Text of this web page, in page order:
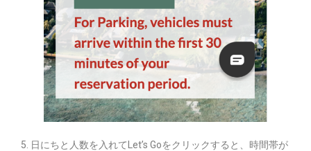
5. 日にちと人数を入れてLet’s Goをクリックすると、時間帯が